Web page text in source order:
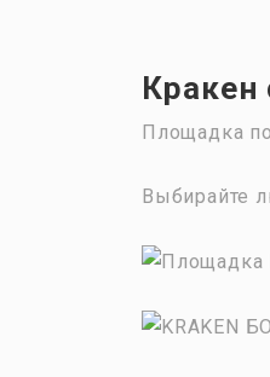
Площадка
Выбирайте